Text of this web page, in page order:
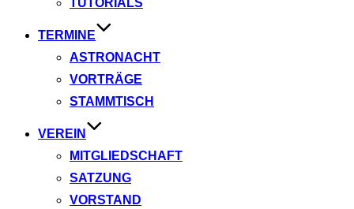
TERMINE
ASTRONACHT
VORTRÄGE
STAMMTISCH
VEREIN
MITGLIEDSCHAFT
SATZUNG
VORSTAND